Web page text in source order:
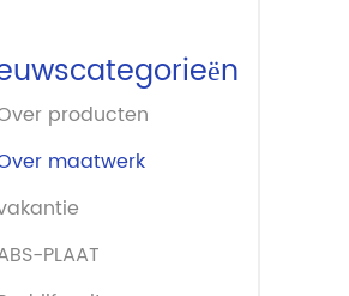
producten
maatwerk
PLAAT